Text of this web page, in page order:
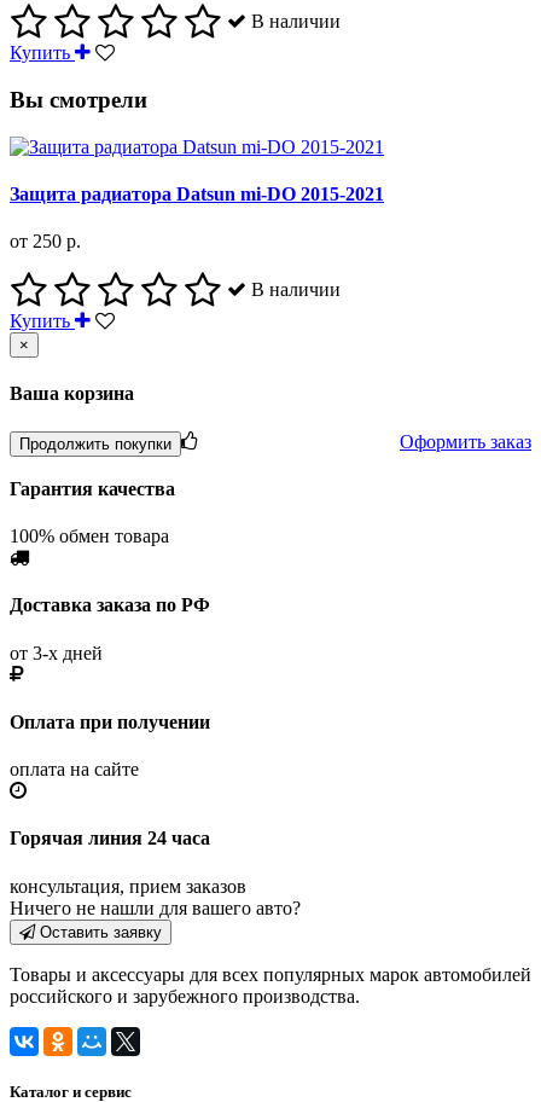
В наличии
Купить
Вы смотрели
Защита радиатора Datsun mi-DO 2015-2021
от 250 р.
В наличии
Купить
×
Ваша корзина
Продолжить покупки Оформить заказ
Гарантия качества
100% обмен товара
Доставка заказа по РФ
от 3-х дней
Оплата при получении
оплата на сайте
Горячая линия 24 часа
консультация, прием заказов
Ничего не нашли для вашего авто?
Оставить заявку
Товары и аксессуары для всех популярных марок автомобилей
российского и зарубежного производства.
Каталог и сервис